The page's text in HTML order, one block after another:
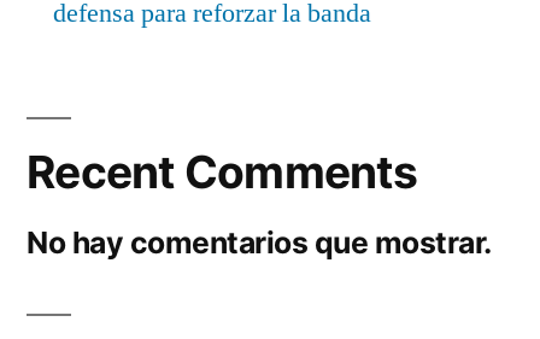
defensa para reforzar la banda
Recent Comments
No hay comentarios que mostrar.